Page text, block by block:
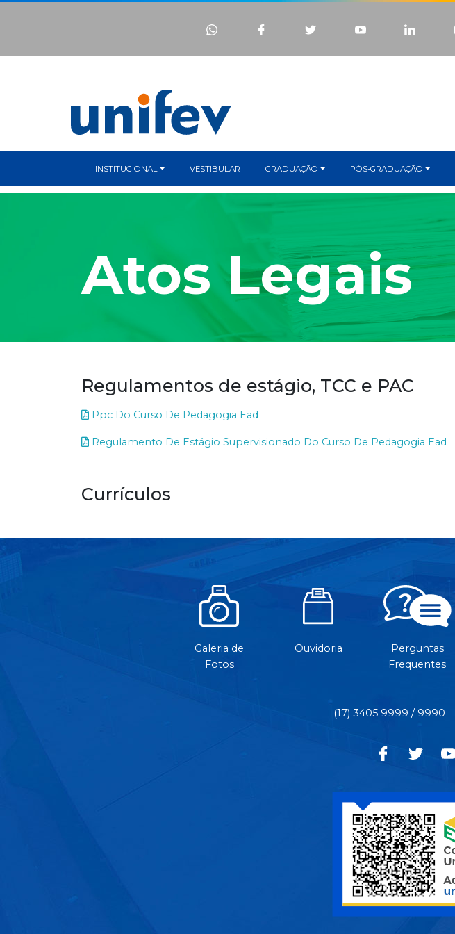
INSTITUCIONAL VESTIBULAR GRADUAÇÃO PÓS-GRADUAÇÃO
Atos Legais
Regulamentos de estágio, TCC e PAC
Ppc Do Curso De Pedagogia Ead
Regulamento De Estágio Supervisionado Do Curso De Pedagogia Ead
Currículos
Galeria de
Fotos
Ouvidoria
Perguntas
Frequentes
(17) 3405 9999 / 9990